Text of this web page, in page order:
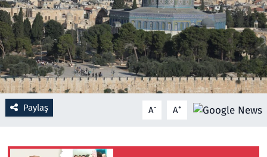
Paylaş A- A+
Resmi İlanlar
Rüya Tabirleri
Sağlık
Savunma Sanayi
Seçim 2023